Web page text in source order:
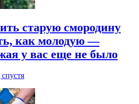
старую смородину
как молодую —
у вас еще не было
спустя